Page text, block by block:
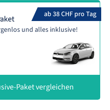
ab 38 CHF pro Tag
und alles inklusive!
Paket vergleichen